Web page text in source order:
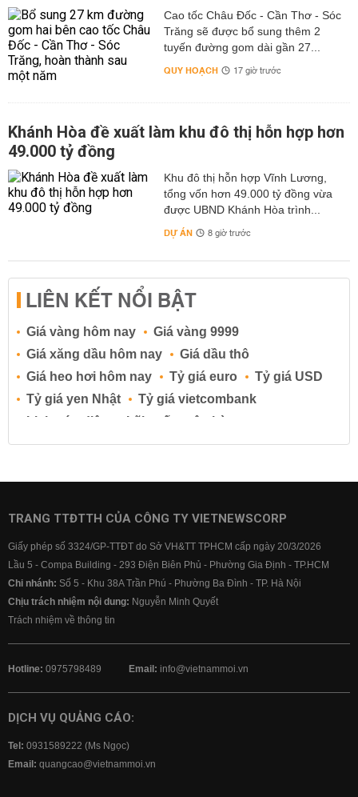
Cao tốc Châu Đốc - Cần Thơ - Sóc
Trăng sẽ được bổ sung thêm 2
tuyến đường gom dài gần 27...
QUY HOẠCH 17 giờ trước
Khánh Hòa đề xuất làm khu đô thị hỗn hợp hơn
49.000 tỷ đồng
Khu đô thị hỗn hợp Vĩnh Lương,
tổng vốn hơn 49.000 tỷ đồng vừa
được UBND Khánh Hòa trình...
DỰ ÁN 8 giờ trước
LIÊN KẾT NỔI BẬT
Giá vàng hôm nay
Giá vàng 9999
Giá xăng dầu hôm nay
Giá dầu thô
Giá heo hơi hôm nay
Tỷ giá euro
Tỷ giá USD
Tỷ giá yen Nhật
Tỷ giá vietcombank
Lịch cúp điện
Lãi suất ngân hàng
Lãi suất tiết kiệm
Lãi suất tiền gửi
Lãi suất ngân hàng BIDV
Lãi suất ngân hàng Vietcombank
TRANG TTĐTTH CỦA CÔNG TY VIETNEWSCORP
Giấy phép số 3324/GP-TTĐT do Sở VH&TT TPHCM cấp ngày 20/3/2026
Lầu 5 - Compa Building - 293 Điện Biên Phủ - Phường Gia Định - TP.HCM
Chi nhánh: Số 5 - Khu 38A Trần Phú - Phường Ba Đình - TP. Hà Nội
Chịu trách nhiệm nội dung: Nguyễn Minh Quyết
Trách nhiệm về thông tin
Hotline: 0975798489 Email: info@vietnammoi.vn
DỊCH VỤ QUẢNG CÁO:
Tel: 0931589222 (Ms Ngọc)
Email: quangcao@vietnammoi.vn